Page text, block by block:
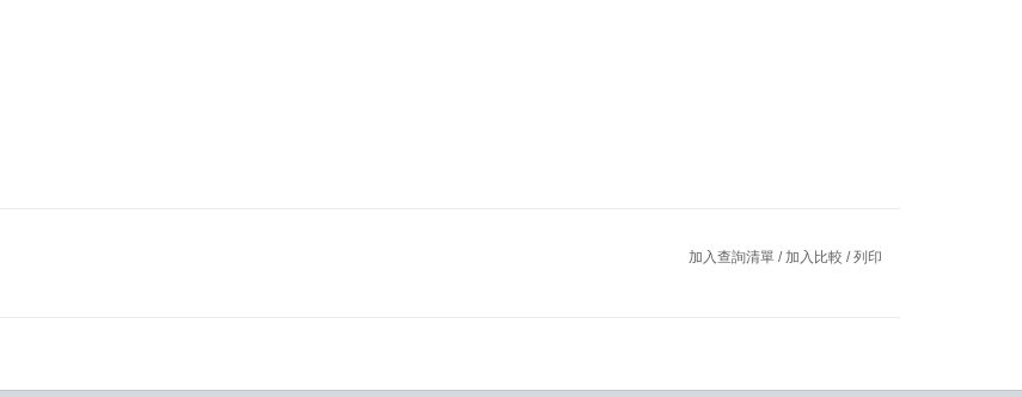
加入查詢清單 / 加入比較 /列印